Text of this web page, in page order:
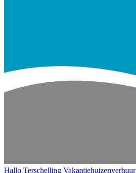
Hallo Terschelling Vakantiehuizenverhuur